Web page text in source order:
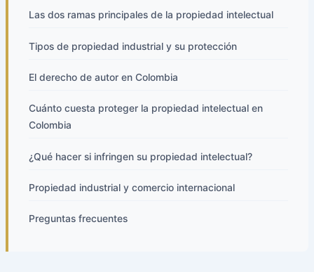
Las dos ramas principales de la propiedad intelectual
Tipos de propiedad industrial y su protección
El derecho de autor en Colombia
Cuánto cuesta proteger la propiedad intelectual en
Colombia
¿Qué hacer si infringen su propiedad intelectual?
Propiedad industrial y comercio internacional
Preguntas frecuentes